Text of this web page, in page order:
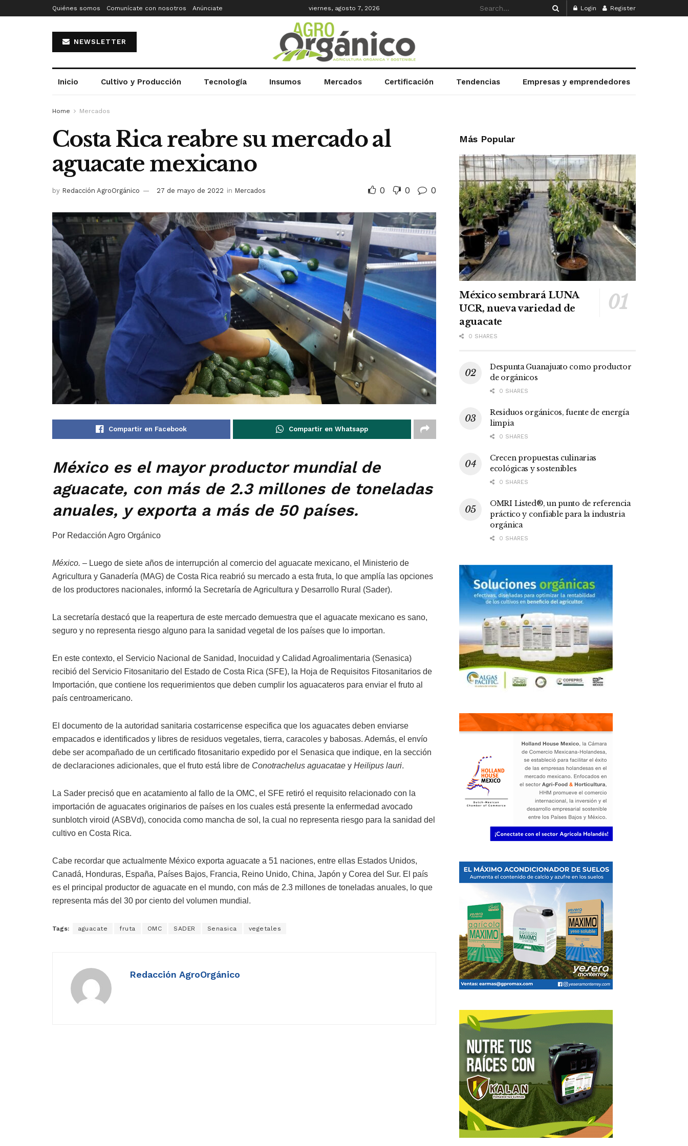
Quiénes somos Comunícate con nosotros Anúnciate viernes, agosto 7, 2026 Login Register
NEWSLETTER
Inicio Cultivo y Producción Tecnología Insumos Mercados Certificación Tendencias Empresas y emprendedores
Home Mercados
Costa Rica reabre su mercado al
aguacate mexicano
by Redacción AgroOrgánico 27 de mayo de 2022 in Mercados 0 0 0
Compartir en Facebook Compartir en Whatsapp
México es el mayor productor mundial de
aguacate, con más de 2.3 millones de toneladas
anuales, y exporta a más de 50 países.
Por Redacción Agro Orgánico
México. – Luego de siete años de interrupción al comercio del aguacate mexicano, el Ministerio de
Agricultura y Ganadería (MAG) de Costa Rica reabrió su mercado a esta fruta, lo que amplía las opciones
de los productores nacionales, informó la Secretaría de Agricultura y Desarrollo Rural (Sader).
La secretaría destacó que la reapertura de este mercado demuestra que el aguacate mexicano es sano,
seguro y no representa riesgo alguno para la sanidad vegetal de los países que lo importan.
En este contexto, el Servicio Nacional de Sanidad, Inocuidad y Calidad Agroalimentaria (Senasica)
recibió del Servicio Fitosanitario del Estado de Costa Rica (SFE), la Hoja de Requisitos Fitosanitarios de
Importación, que contiene los requerimientos que deben cumplir los aguacateros para enviar el fruto al
país centroamericano.
El documento de la autoridad sanitaria costarricense especifica que los aguacates deben enviarse
empacados e identificados y libres de residuos vegetales, tierra, caracoles y babosas. Además, el envío
debe ser acompañado de un certificado fitosanitario expedido por el Senasica que indique, en la sección
de declaraciones adicionales, que el fruto está libre de Conotrachelus aguacatae y Heilipus lauri.
La Sader precisó que en acatamiento al fallo de la OMC, el SFE retiró el requisito relacionado con la
importación de aguacates originarios de países en los cuales está presente la enfermedad avocado
sunblotch viroid (ASBVd), conocida como mancha de sol, la cual no representa riesgo para la sanidad del
cultivo en Costa Rica.
Cabe recordar que actualmente México exporta aguacate a 51 naciones, entre ellas Estados Unidos,
Canadá, Honduras, España, Países Bajos, Francia, Reino Unido, China, Japón y Corea del Sur. El país
es el principal productor de aguacate en el mundo, con más de 2.3 millones de toneladas anuales, lo que
representa más del 30 por ciento del volumen mundial.
Tags: aguacate fruta OMC SADER Senasica vegetales
Redacción AgroOrgánico
Más Popular
México sembrará LUNA
UCR, nueva variedad de
aguacate
0 SHARES
Despunta Guanajuato como productor
de orgánicos
0 SHARES
Residuos orgánicos, fuente de energía
limpia
0 SHARES
Crecen propuestas culinarias
ecológicas y sostenibles
0 SHARES
OMRI Listed®, un punto de referencia
práctico y confiable para la industria
orgánica
0 SHARES